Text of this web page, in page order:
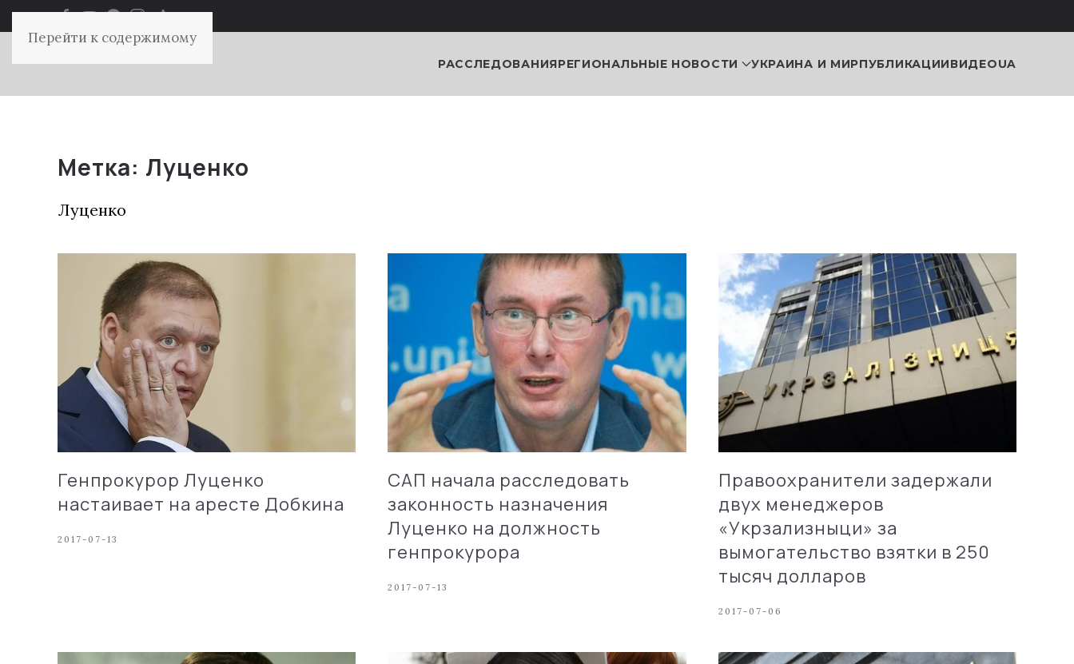
Перейти к содержимому
РАССЛЕДОВАНИЯРЕГИОНАЛЬНЫЕ НОВОСТИ УКРАИНА И МИРПУБЛИКАЦИИВИДЕОUA
Метка: Луценко
Луценко
Генпрокурор Луценко
настаивает на аресте Добкина
2017-07-13
САП начала расследовать
законность назначения
Луценко на должность
генпрокурора
2017-07-13
Правоохранители задержали
двух менеджеров
«Укрзализныци» за
вымогательство взятки в 250
тысяч долларов
2017-07-06